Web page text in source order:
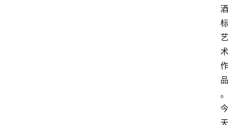
酒
标
艺
术
作
品
。
今
天